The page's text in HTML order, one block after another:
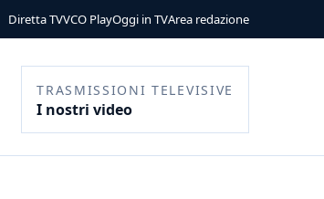
Diretta TVVCO PlayOggi in TVArea redazione
TRASMISSIONI TELEVISIVE
I nostri video